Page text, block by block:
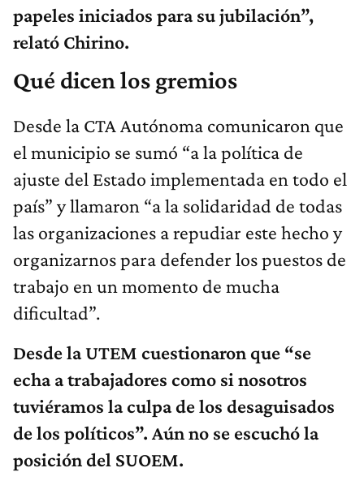
papeles iniciados para su jubilación”,
relató Chirino.
Qué dicen los gremios
Desde la CTA Autónoma comunicaron que
el municipio se sumó “a la política de
ajuste del Estado implementada en todo el
país” y llamaron “a la solidaridad de todas
las organizaciones a repudiar este hecho y
organizarnos para defender los puestos de
trabajo en un momento de mucha
dificultad”.
Desde la UTEM cuestionaron que “se
echa a trabajadores como si nosotros
tuviéramos la culpa de los desaguisados
de los políticos”. Aún no se escuchó la
posición del SUOEM.